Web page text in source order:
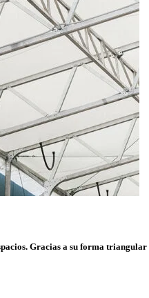
Gracias a su forma